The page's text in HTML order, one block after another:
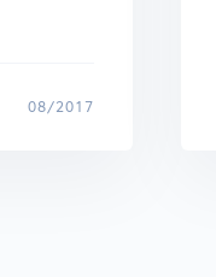
08/2017